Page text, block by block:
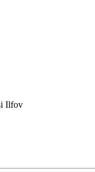
Ilfov